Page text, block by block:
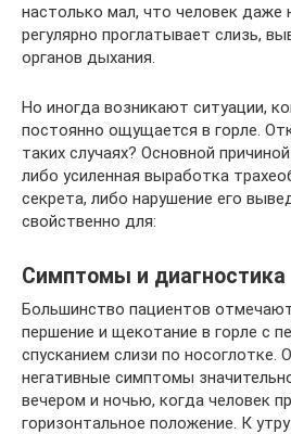
настолько мал, что человек даже
регулярно проглатывает слизь,
органов дыхания.
Но иногда возникают ситуации,
постоянно ощущается в горле.
таких случаях? Основной
либо усиленная выработка
секрета, либо нарушение его
свойственно для:
Симптомы и диагностика
Большинство пациентов
першение и щекотание в горле с
спусканием слизи по носоглотке.
негативные симптомы
вечером и ночью, когда человек
горизонтальное положение. К